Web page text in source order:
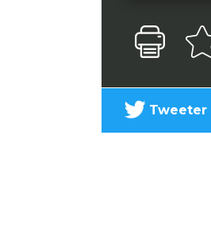
Tweeter